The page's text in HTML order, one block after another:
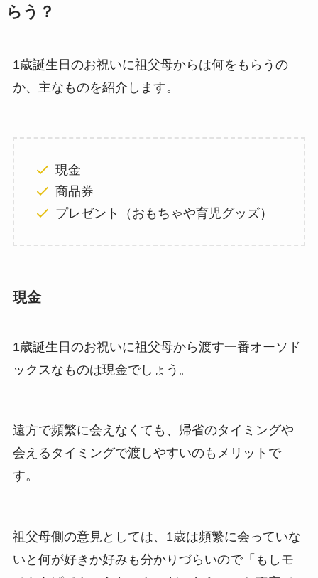
らう？
1歳誕生日のお祝いに祖父母からは何をもらうの
か、主なものを紹介します。
現金
商品券
プレゼント（おもちゃや育児グッズ）
現金
1歳誕生日のお祝いに祖父母から渡す一番オーソド
ックスなものは現金でしょう。
遠方で頻繁に会えなくても、帰省のタイミングや
会えるタイミングで渡しやすいのもメリットで
す。
祖父母側の意見としては、1歳は頻繁に会っていな
いと何が好きか好みも分かりづらいので「もしモ